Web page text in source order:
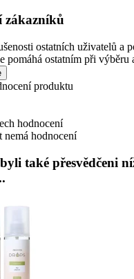
zákazníků
ostatních uživatelů a
pomáhá ostatním při výběru
produktu
hodnocení
nemá hodnocení
také přesvědčeni